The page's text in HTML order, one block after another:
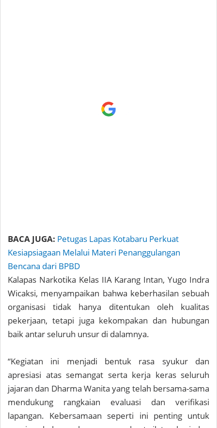
BACA JUGA: Petugas Lapas Kotabaru Perkuat
Kesiapsiagaan Melalui Materi Penanggulangan
Bencana dari BPBD
Kalapas Narkotika Kelas IIA Karang Intan, Yugo Indra
Wicaksi, menyampaikan bahwa keberhasilan sebuah
organisasi tidak hanya ditentukan oleh kualitas
pekerjaan, tetapi juga kekompakan dan hubungan
baik antar seluruh unsur di dalamnya.
“Kegiatan ini menjadi bentuk rasa syukur dan
apresiasi atas semangat serta kerja keras seluruh
jajaran dan Dharma Wanita yang telah bersama-sama
mendukung rangkaian evaluasi dan verifikasi
lapangan. Kebersamaan seperti ini penting untuk